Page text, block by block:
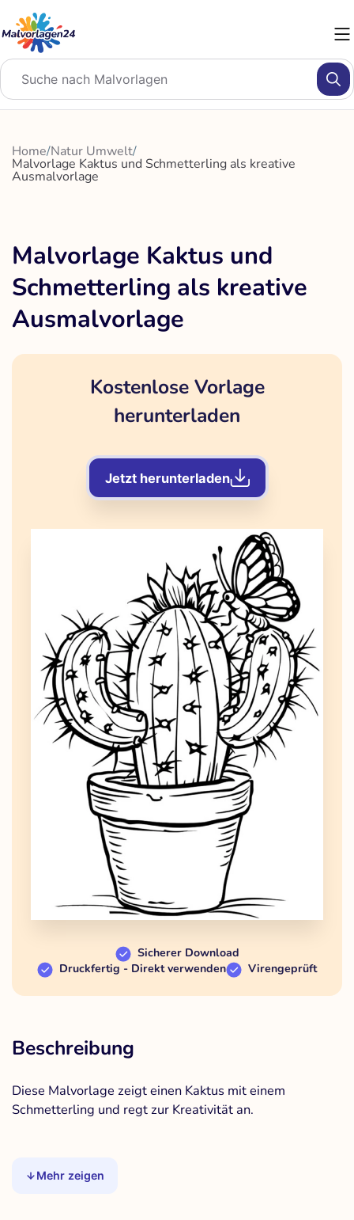
Inhalt
springen
Home/Natur Umwelt/
Malvorlage Kaktus und Schmetterling als kreative
Ausmalvorlage
Malvorlage Kaktus und
Schmetterling als kreative
Ausmalvorlage
Kostenlose Vorlage
herunterladen
Jetzt herunterladen
Sicherer Download
Druckfertig - Direkt verwenden
Virengeprüft
Beschreibung
Diese Malvorlage zeigt einen Kaktus mit einem
Schmetterling und regt zur Kreativität an.
Mehr zeigen